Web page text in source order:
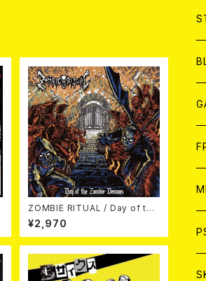
ZOMBIE RITUAL / Day of the
Zombie Demons
¥2,970
CD